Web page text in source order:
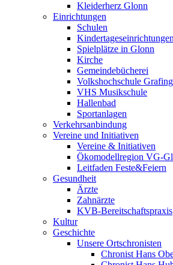
Kleiderherz Glonn
Einrichtungen
Schulen
Kindertageseinrichtungen
Spielplätze in Glonn
Kirche
Gemeindebücherei
Volkshochschule Grafing
VHS Musikschule
Hallenbad
Sportanlagen
Verkehrsanbindung
Vereine und Initiativen
Vereine & Initiativen
Ökomodellregion VG-
Leitfaden Feste&Feiern
Gesundheit
Ärzte
Zahnärzte
KVB-Bereitschaftspraxis
Kultur
Geschichte
Unsere Ortschronisten
Chronist Hans